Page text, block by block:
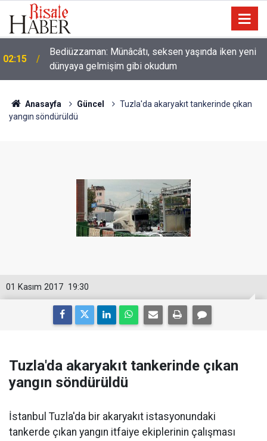
01:45
Nice binilen hayvan vardır ki, binicisinden daha
hayırlıdır
Anasayfa Güncel
Tuzla'da akaryakıt tankerinde çıkan
yangın söndürüldü
19:30
01 Kasım 2017
Tuzla'da akaryakıt tankerinde çıkan
yangın söndürüldü
İstanbul Tuzla'da bir akaryakıt istasyonundaki
tankerde çıkan yangın itfaiye ekiplerinin çalışması